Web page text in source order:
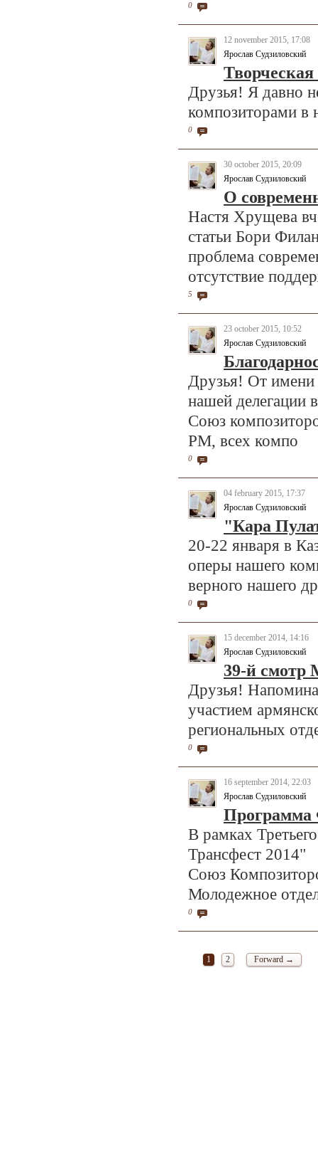
0
12 november 2015, 17:08
Ярослав Судзиловский
Друзья! Я давно
композиторами в
0
30 october 2015, 20:09
Ярослав Судзиловский
О
Настя Хрущева
статьи Бори
проблема
отсутствие
5
23 october 2015, 10:52
Ярослав Судзиловский
Друзья! От имени
нашей делегации
Союз
РМ, всех компо
0
04 february 2015, 17:37
Ярослав Судзиловский
"Кара
20-22 января в
оперы нашего
верного нашего
0
15 december 2014, 14:16
Ярослав Судзиловский
39-й смотр
Друзья!
участием
региональных
0
16 september 2014, 22:03
Ярослав Судзиловский
В рамках
Трансфест 2014"
Союз
Молодежное
0
1 2 Forward →